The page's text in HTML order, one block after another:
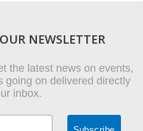
NEWSLETTER
the latest news on events,
going on delivered directly
inbox.